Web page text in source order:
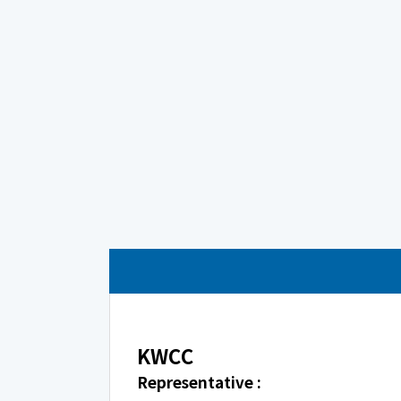
KWCC
Representative :